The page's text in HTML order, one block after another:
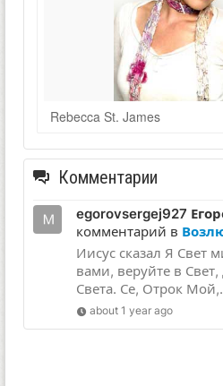
Rebecca St. James
Комментарии
egorovsergej927
комментарий в
Иисус сказал Я Свет
вами, веруйте в
Света. Се, Отрок
about 1 year ago